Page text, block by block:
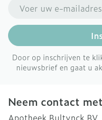
Door op inschrijven te
nieuwsbrief en gaat u
Neem contact
Apotheek Bultynck BV